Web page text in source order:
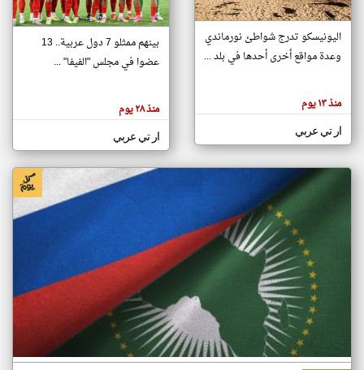
تغيير الدولة
اخبار جزر القمر على مدار الساعة
أهم اخبار جزر القمر العاجلة والمباشرة
هنا عن
وجهة
كاتبيها.
اليونيسكو تدرج شواطئ نورماندي
وعدة مواقع أخرى أحدها في بلد ...
منذ ١٣ يوم
ار تي عربي
بينهم ممثلو 7 دول عربية.. 13
عضوا في مجلس "الفيفا" ...
منذ ٢٨ يوم
ار تي عربي
klyoum.com